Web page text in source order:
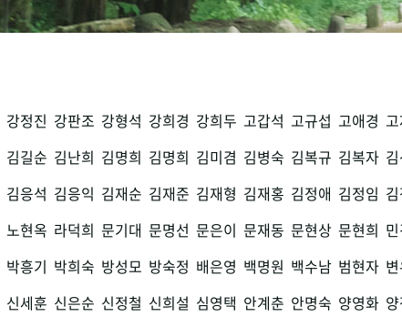
강정진 강판조 강형석 강희경 강희두 고갑석 고규섭 고애경
김길순 김난희 김명희 김명희 김미겸 김병숙 김복규 김복자
김응석 김응익 김재순 김재준 김재형 김재홍 김정애 김정임
노현옥 라덕희 문기대 문명선 문은이 문재동 문현상 문현희
박흥기 박희숙 방성모 방숙정 배은영 백명원 백수남 범현자
신세훈 신은순 신정철 신희설 심영택 안계춘 안명숙 양영화